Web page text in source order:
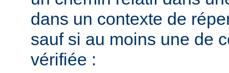
dans un contexte de
sauf si au moins une de
vérifiée :